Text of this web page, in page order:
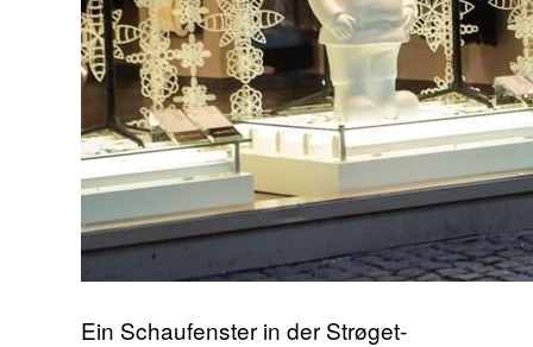
Ein Schaufenster in der Strøget-